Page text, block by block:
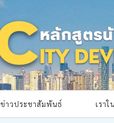
ข่าวประชาสัมพันธ์ เรา